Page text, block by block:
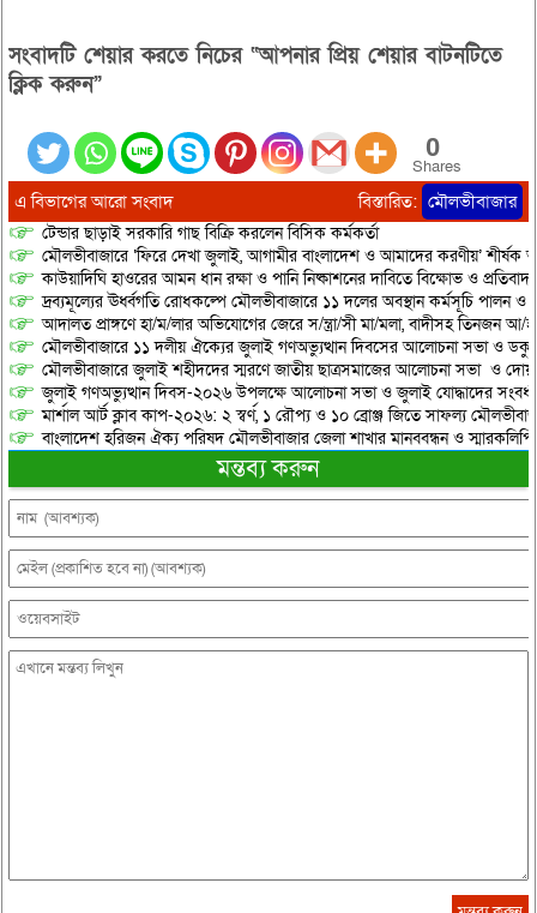
সংবাদটি শেয়ার করতে নিচের “আপনার প্রিয় শেয়ার বাটনটিতে
ক্লিক করুন”
0
Shares
এ বিভাগের আরো সংবাদ বিস্তারিত: মৌলভীবাজার
টেন্ডার ছাড়াই সরকারি গাছ বিক্রি করলেন বিসিক কর্মকর্তা
মৌলভীবাজারে ‘ফিরে দেখা জুলাই, আগামীর বাংলাদেশ ও আমাদের করণীয়’ শীর্ষক
কাউয়াদিঘি হাওরের আমন ধান রক্ষা ও পানি নিষ্কাশনের দাবিতে বিক্ষোভ ও
দ্রব্যমূল্যের ঊর্ধ্বগতি রোধকল্পে মৌলভীবাজারে ১১ দলের অবস্থান কর্মসূচি পালন ও
আদালত প্রাঙ্গণে হা/ম/লার অভিযোগের জেরে স/ন্ত্রা/সী মা/মলা, বাদীসহ তিনজন আ/
মৌলভীবাজারে ১১ দলীয় ঐক্যের জুলাই গণঅভ্যুত্থান দিবসের আলোচনা সভা ও
মৌলভীবাজারে জুলাই শহীদদের স্মরণে জাতীয় ছাত্রসমাজের আলোচনা সভা ও
জুলাই গণঅভ্যুত্থান দিবস-২০২৬ উপলক্ষে আলোচনা সভা ও জুলাই যোদ্ধাদের
মার্শাল আর্ট ক্লাব কাপ-২০২৬: ২ স্বর্ণ, ১ রৌপ্য ও ১০ ব্রোঞ্জ জিতে সাফল্য
বাংলাদেশ হরিজন ঐক্য পরিষদ মৌলভীবাজার জেলা শাখার মানববন্ধন ও স্মারকলিপি
মন্তব্য করুন